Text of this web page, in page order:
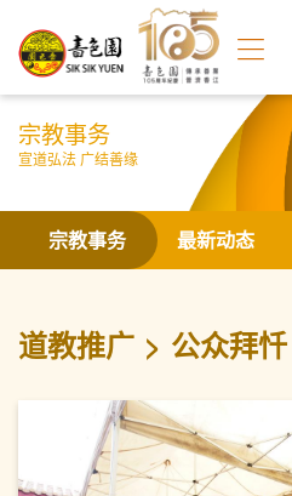
宗教事务
宣道弘法 广结善缘
宗教事务 最新动态
道教推广 公众拜忏